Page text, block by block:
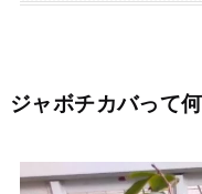
ジャボチカバって